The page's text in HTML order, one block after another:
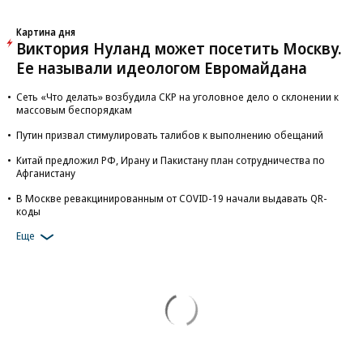
Картина дня
Виктория Нуланд может посетить Москву.
Ее называли идеологом Евромайдана
Сеть «Что делать» возбудила СКР на уголовное дело о склонении к
массовым беспорядкам
Путин призвал стимулировать талибов к выполнению обещаний
Китай предложил РФ, Ирану и Пакистану план сотрудничества по
Афганистану
В Москве ревакцинированным от COVID-19 начали выдавать QR-
коды
Еще